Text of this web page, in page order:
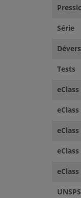
Série
Tests